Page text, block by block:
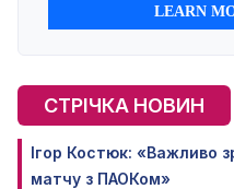
СТРІЧКА НОВИН
Ігор Костюк: «Важливо
матчу з ПАОКом»